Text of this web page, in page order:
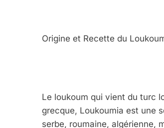
Origine et Recette du
Le loukoum qui vient du turc
grecque, Loukoumia est une
serbe, roumaine, algérienne,